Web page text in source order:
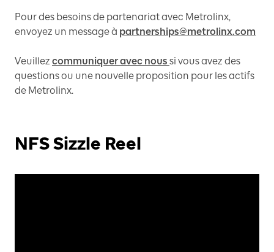
Pour des besoins de partenariat avec Metrolinx,
envoyez un message à partnerships@metrolinx.com
Veuillez communiquer avec nous si vous avez des
questions ou une nouvelle proposition pour les actifs
de Metrolinx.
NFS Sizzle Reel